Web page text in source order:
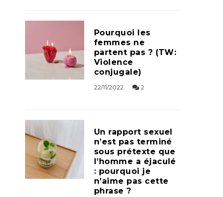
Pourquoi les
femmes ne
partent pas ? (TW:
Violence
conjugale)
22/11/2022 2
Un rapport sexuel
n’est pas terminé
sous prétexte que
l’homme a éjaculé
: pourquoi je
n’aime pas cette
phrase ?